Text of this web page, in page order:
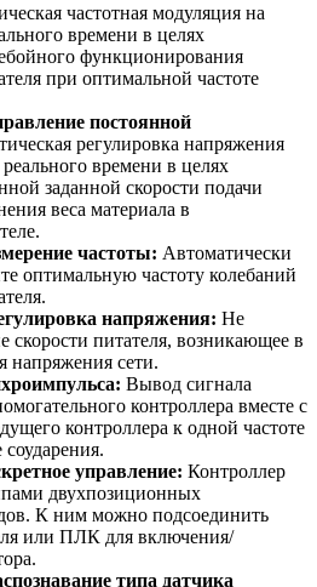
частотная модуляция на
времени в целях
функционирования
при оптимальной частоте
постоянной
регулировка напряжения
времени в целях
заданной скорости подачи
веса материала в
частоты: Автоматически
оптимальную частоту колебаний
напряжения: Не
скорости питателя, возникающее в
напряжения сети.
Вывод сигнала
контроллера вместе с
контроллера к одной частоте
управление: Контроллер
двухпозиционных
К ним можно подсоединить
или ПЛК для включения/
типа датчика